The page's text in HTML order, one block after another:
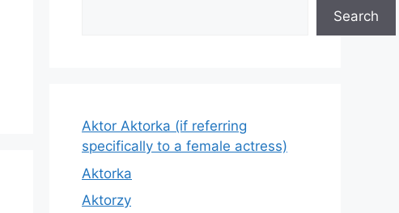
Search
Aktor Aktorka (if referring
specifically to a female actress)
Aktorka
Aktorzy